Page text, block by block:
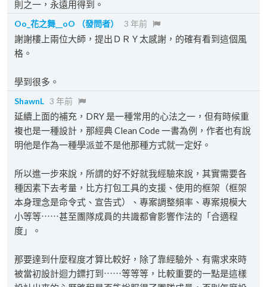
則之一，永遠用得到。
Oo_花之舞__oO （發問者） 3 年前
謝謝樓上兩位大師，提出ＤＲＹ太感謝，的確有看到這個風
格。
學到很多。
ShawnL 3 年前
延續上面的補充，DRY 是一種常用的心法之一，但有時候重
複也是一種設計，那經典 Clean Code 一書為例，作者也有說
明他是作為一種學派並不是他那種方式就一定好。
所以進一步來說，所謂的好不好就我經驗來說，其實需要各
種因素下去考量，比方打包工具的支援、使用的框架（框架
本身理念是命令式、宣告式）、專案調整頻率、專案規模大
小等等⋯⋯甚至團隊成員的共識都會影響作法的「合適程
度」。
那要達到什麼程度才算比較好，除了靠經驗外、有需求來時
被當初設計迴力鏢打到⋯⋯等等等，比較重要的一點是這樣